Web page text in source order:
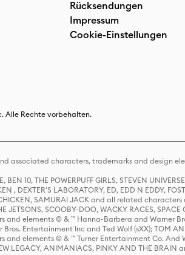
Rücksendungen
Impressum
Cookie-Einstellungen
Alle Rechte vorbehalten.
associated characters, trademarks and design
BEN 10, THE POWERPUFF GIRLS, STEVEN
, DEXTER'S LABORATORY, ED, EDD N EDDY,
SAMURAI JACK and all related
JETSONS, SCOOBY-DOO, WACKY RACES,
and elements © & ™ Hanna-Barbera and Warner
Bros. Entertainment Inc and Ted Wolf (sXX); TOM
elements © & ™ Turner Entertainment Co. And
LEGACY, ANIMANIACS, PINKY AND THE